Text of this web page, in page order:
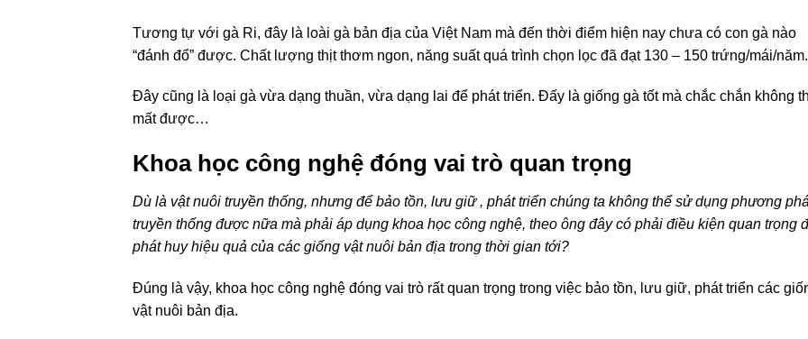
Tương tự với gà Ri, đây là loài gà bản địa của Việt Nam mà đến thời điểm hiện nay chưa có con gà nào
“đánh đổ” được. Chất lượng thịt thơm ngon, năng suất quá trình chọn lọc đã đạt 130 – 150 trứng/mái/năm.
Đây cũng là loại gà vừa dạng thuần, vừa dạng lai để phát triển. Đấy là giống gà tốt mà chắc chắn không
mất được…
Khoa học công nghệ đóng vai trò quan trọng
Dù là vật nuôi truyền thống, nhưng để bảo tồn, lưu giữ , phát triển chúng ta không thể sử dụng phương
truyền thống được nữa mà phải áp dụng khoa học công nghệ, theo ông đây có phải điều kiện quan trọng
phát huy hiệu quả của các giống vật nuôi bản địa trong thời gian tới?
Đúng là vậy, khoa học công nghệ đóng vai trò rất quan trọng trong việc bảo tồn, lưu giữ, phát triển các
vật nuôi bản địa.